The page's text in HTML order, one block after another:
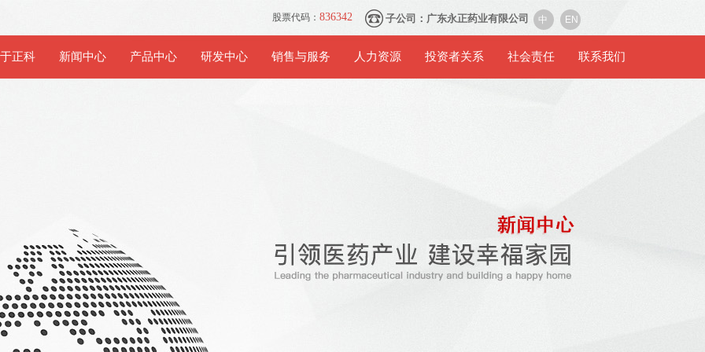
股票代码： 836342 子公司：广东永正药业有限公司 中 EN
正科 新闻中心 产品中心 研发中心 销售与服务 人力资源 投资者关系 社会责任 联系我们